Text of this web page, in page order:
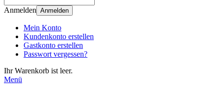
Anmelden Anmelden
Mein Konto
Kundenkonto erstellen
Gastkonto erstellen
Passwort vergessen?
Ihr Warenkorb ist leer.
Menü